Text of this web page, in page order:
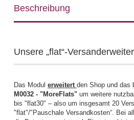
Beschreibung
Unsere „flat“-
Das Modul erweitert den Shop und das
M0032 - "MoreFlats"um weitere
bis "flat30" – also um insgesamt 20
"flat"/"Pauschale Versandkosten“. Bei